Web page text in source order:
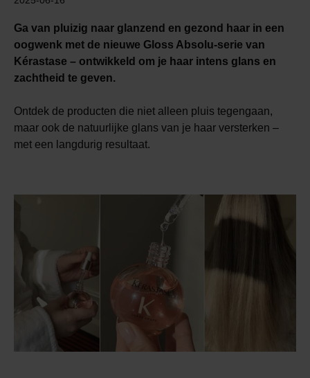
Ga van pluizig naar glanzend en gezond haar in een
oogwenk met de nieuwe Gloss Absolu-serie van
Kérastase – ontwikkeld om je haar intens glans en
zachtheid te geven.
Ontdek de producten die niet alleen pluis tegengaan,
maar ook de natuurlijke glans van je haar versterken –
met een langdurig resultaat.